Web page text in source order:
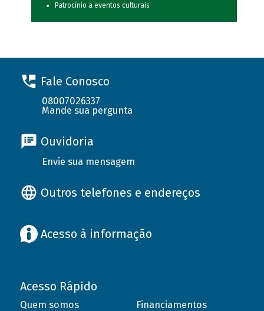
Patrocínio a eventos culturais
Fale Conosco
08007026337
Mande sua pergunta
Ouvidoria
Envie sua mensagem
Outros telefones e endereços
Acesso à informação
Acesso Rápido
Quem somos
Financiamentos